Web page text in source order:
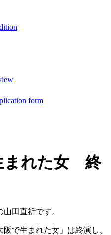
form
まれた女 終
田直祈です。
で生まれた女」は終演し、